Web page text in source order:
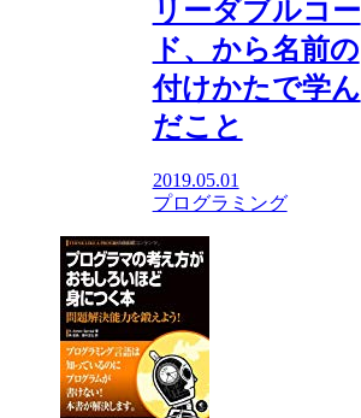
リーダブルコー
ド、から名前の
付けかたで学ん
だこと
2019.05.01
プログラミング